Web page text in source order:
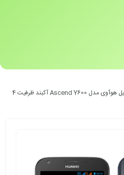
گوشی موبایل هوآوی مدل Ascend Y600 آکبند ظرفیت 4